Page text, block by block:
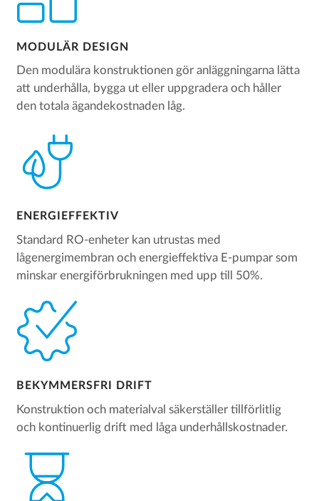
MODULÄR DESIGN
Den modulära konstruktionen gör anläggningarna lätta
att underhålla, bygga ut eller uppgradera och håller
den totala ägandekostnaden låg.
ENERGIEFFEKTIV
Standard RO-enheter kan utrustas med
lågenergimembran och energieffektiva E-pumpar som
minskar energiförbrukningen med upp till 50%.
BEKYMMERSFRI DRIFT
Konstruktion och materialval säkerställer tillförlitlig
och kontinuerlig drift med låga underhållskostnader.